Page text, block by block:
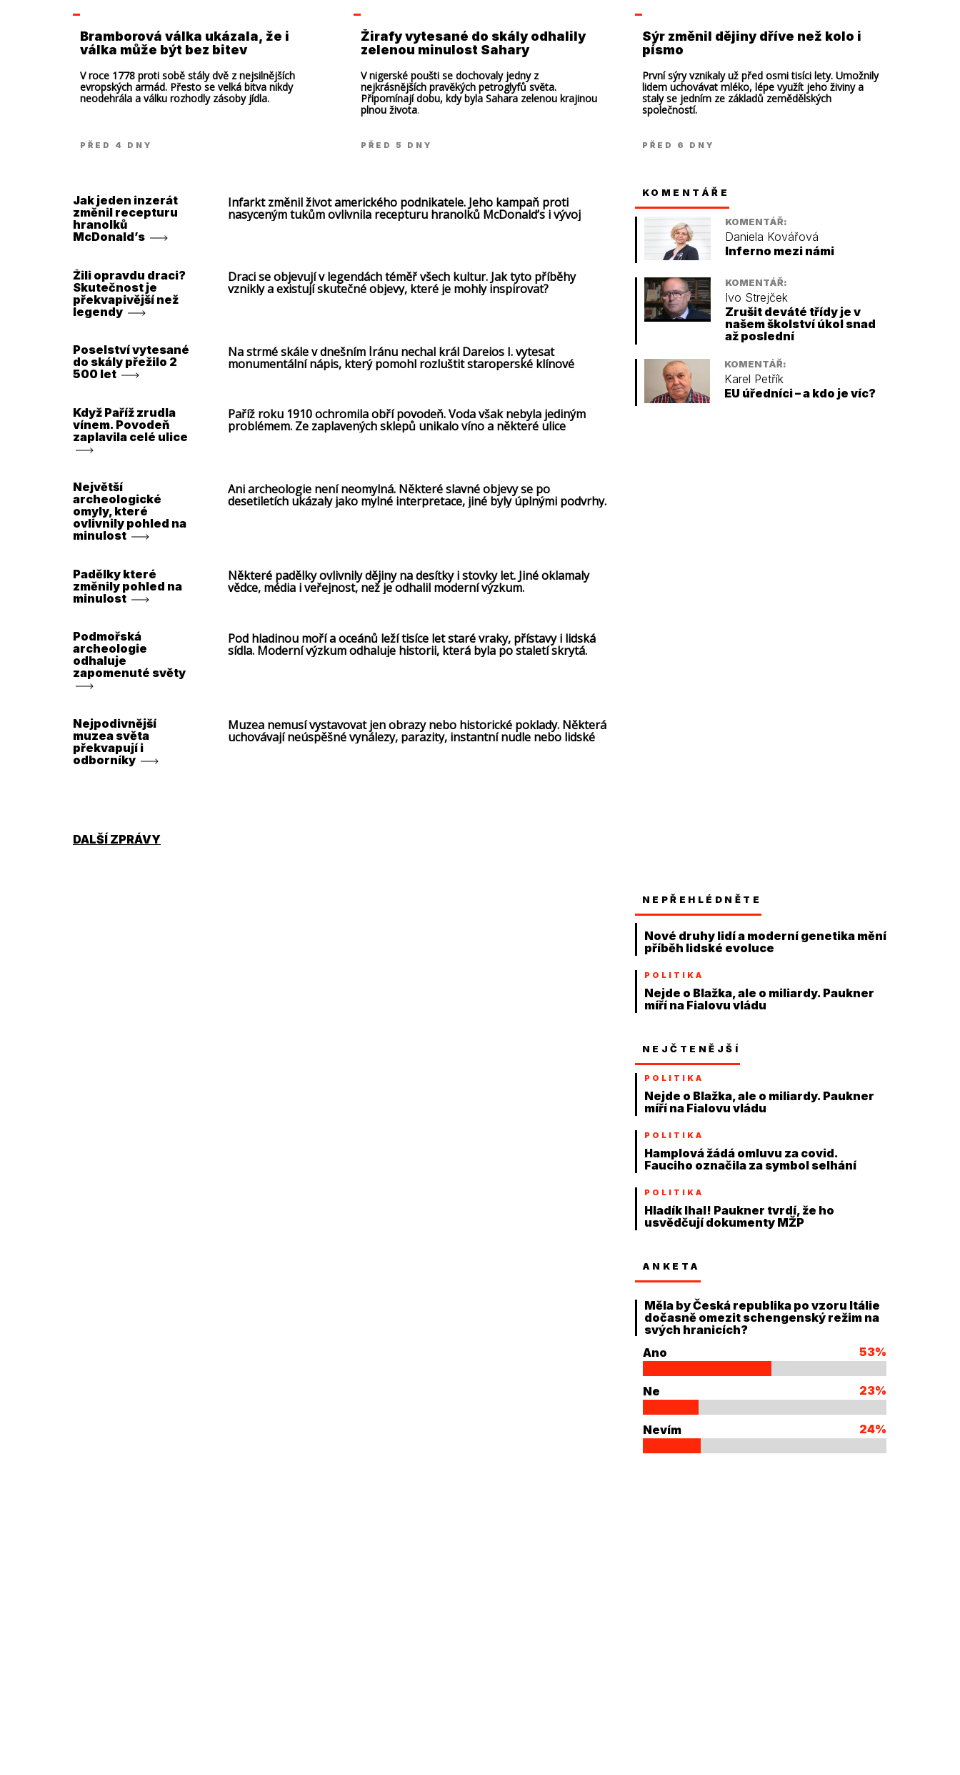
Bramborová válka ukázala, že i
válka může být bez bitev
V roce 1778 proti sobě stály dvě z nejsilnějších
evropských armád. Přesto se velká bitva nikdy
neodehrála a válku rozhodly zásoby jídla.
PŘED 4 DNY
Žirafy vytesané do skály odhalily
zelenou minulost Sahary
V nigerské poušti se dochovaly jedny z
nejkrásnějších pravěkých petroglyfů světa.
Připomínají dobu, kdy byla Sahara zelenou krajinou
plnou života.
PŘED 5 DNY
Sýr změnil dějiny dříve než kolo i
písmo
První sýry vznikaly už před osmi tisíci lety. Umožnily
lidem uchovávat mléko, lépe využít jeho živiny a
staly se jedním ze základů zemědělských
společností.
PŘED 6 DNY
Jak jeden inzerát
změnil recepturu
hranolků
McDonald’s
Infarkt změnil život amerického podnikatele. Jeho kampaň proti
nasyceným tukům ovlivnila recepturu hranolků McDonald’s i vývoj
Žili opravdu draci?
Skutečnost je
překvapivější než
legendy
Draci se objevují v legendách téměř všech kultur. Jak tyto příběhy
vznikly a existují skutečné objevy, které je mohly inspirovat?
Poselství vytesané
do skály přežilo 2
500 let
Na strmé skále v dnešním Íránu nechal král Dareios I. vytesat
monumentální nápis, který pomohl rozluštit staroperské klínové
Když Paříž zrudla
vínem. Povodeň
zaplavila celé ulice
Paříž roku 1910 ochromila obří povodeň. Voda však nebyla jediným
problémem. Ze zaplavených sklepů unikalo víno a některé ulice
Největší
archeologické
omyly, které
ovlivnily pohled na
minulost
Ani archeologie není neomylná. Některé slavné objevy se po
desetiletích ukázaly jako mylné interpretace, jiné byly úplnými podvrhy.
Padělky které
změnily pohled na
minulost
Některé padělky ovlivnily dějiny na desítky i stovky let. Jiné oklamaly
vědce, média i veřejnost, než je odhalil moderní výzkum.
Podmořská
archeologie
odhaluje
zapomenuté světy
Pod hladinou moří a oceánů leží tisíce let staré vraky, přístavy i lidská
sídla. Moderní výzkum odhaluje historii, která byla po staletí skrytá.
Nejpodivnější
muzea světa
překvapují i
odborníky
Muzea nemusí vystavovat jen obrazy nebo historické poklady. Některá
uchovávají neúspěšné vynálezy, parazity, instantní nudle nebo lidské
DALŠÍ ZPRÁVY
KOMENTÁŘE
KOMENTÁŘ:
Daniela Kovářová
Inferno mezi námi
KOMENTÁŘ:
Ivo Strejček
Zrušit deváté třídy je v
našem školství úkol snad
až poslední
KOMENTÁŘ:
Karel Petřík
EU úředníci – a kdo je víc?
NEPŘEHLÉDNĚTE
Nové druhy lidí a moderní genetika mění
příběh lidské evoluce
POLITIKA
Nejde o Blažka, ale o miliardy. Paukner
míří na Fialovu vládu
NEJČTENĚJŠÍ
POLITIKA
Nejde o Blažka, ale o miliardy. Paukner
míří na Fialovu vládu
POLITIKA
Hamplová žádá omluvu za covid.
Fauciho označila za symbol selhání
POLITIKA
Hladík lhal! Paukner tvrdí, že ho
usvědčují dokumenty MŽP
ANKETA
Měla by Česká republika po vzoru Itálie
dočasně omezit schengenský režim na
svých hranicích?
Ano
53%
Ne 23%
Nevím 24%